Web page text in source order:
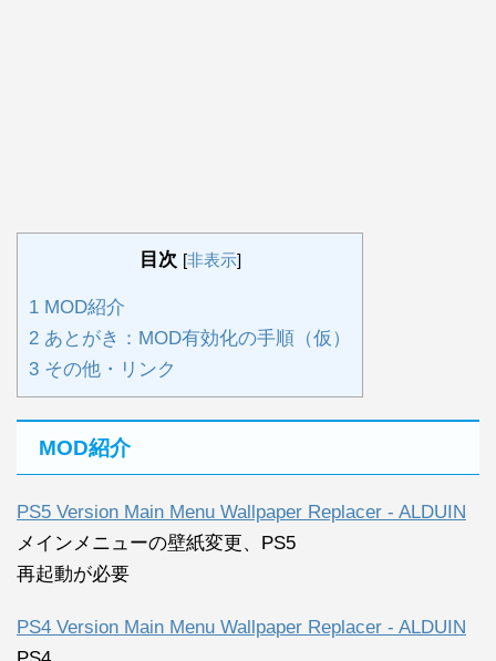
目次 [非表示]
1 MOD紹介
2 あとがき：MOD有効化の手順（仮）
3 その他・リンク
MOD紹介
PS5 Version Main Menu Wallpaper Replacer - ALDUIN
メインメニューの壁紙変更、PS5
再起動が必要
PS4 Version Main Menu Wallpaper Replacer - ALDUIN